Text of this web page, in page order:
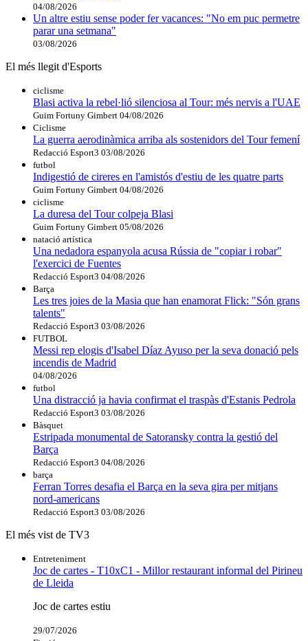
04/08/2026
Un altre estiu sense poder fer vacances: "No em puc permetre
parar una setmana"
03/08/2026
El més llegit d'Esports
ciclisme
Blasi activa la rebel·lió silenciosa al Tour: més nervis a l'UAE
Guim Fortuny Gimbert 04/08/2026
Ciclisme
La guerra aerodinàmica arriba als sostenidors del Tour femení
Redacció Esport3 03/08/2026
futbol
Indigestió de cireres en l'amistós d'estiu de les quatre parts
Guim Fortuny Gimbert 04/08/2026
ciclisme
La duresa del Tour colpeja Blasi
Guim Fortuny Gimbert 05/08/2026
natació artística
Una nedadora espanyola acusa Rússia de "copiar i robar"
l'exercici de Fuentes
Redacció Esport3 04/08/2026
Barça
Les tres joies de la Masia que han enamorat Flick: "Són grans
talents"
Redacció Esport3 03/08/2026
FUTBOL
Messi rep elogis d'Isabel Díaz Ayuso per la seva donació pels
incendis de Madrid
04/08/2026
futbol
Una distracció ja havia confirmat el traspàs d'Estanis Pedrola
Redacció Esport3 03/08/2026
Bàsquet
Estripada monumental de Satoransky contra la gestió del
Barça
Redacció Esport3 04/08/2026
barça
Ferran Torres desafia el Barça en la seva gira per mitjans
nord-americans
Redacció Esport3 03/08/2026
El més vist de TV3
Entreteniment
Joc de cartes - T10xC1 - Millor restaurant informal del Pirineu
de Lleida
Joc de cartes estiu
29/07/2026